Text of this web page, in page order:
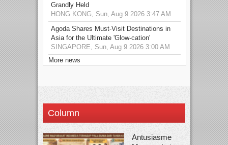
Grandly Held
HONG KONG, Sun, Aug 9 2026 3:47 AM
Agoda Shares Must-Visit Destinations in
Asia for the Ultimate 'Glow-cation'
SINGAPORE, Sun, Aug 9 2026 3:00 AM
More news
Column
Antusiasme